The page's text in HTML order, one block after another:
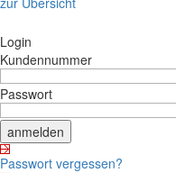
Login
Kundennummer
Passwort
Passwort vergessen?